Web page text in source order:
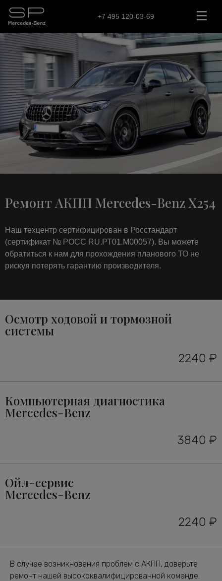
+7 495 120-03-69
Ремонт АКПП Mercedes-Benz X254
Наш техцентр сертифицирован в Росстандарт
(сертификат № РОСС RU.РТ01.М00057). Вы можете
обратиться к нам для прохождения планового ТО не
рискуя потерять гарантию производителя.
Осмотр ходовой и тормозной
системы
2240 ₽
Компьютерная диагностика
Mercedes-Benz
3840 ₽
Ойл-сервис
Mercedes-Benz
2240 ₽
В случае возникновения проблем с АКПП, доверьте
ремонт нашей высококвалифицированной команде.